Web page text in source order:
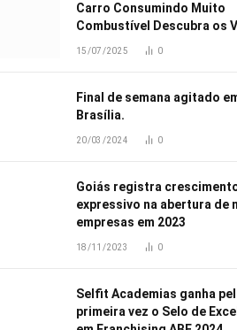
Carro Consumindo Muito
Combustível Descubra os
15/07/2025 0
Final de semana agitado
Brasília.
20/03/2024 0
Goiás registra
expressivo na abertura de
empresas em 2023
18/11/2023 0
Selfit Academias ganha
primeira vez o Selo de